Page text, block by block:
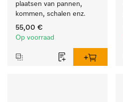
plaatsen van pannen,
kommen, schalen enz.
55,00 €
Op voorraad